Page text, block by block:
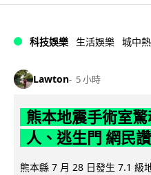
科技娛樂 生活娛樂 城中
Lawton 5 小時
熊本地震手術室
人、逃生門 網民
熊本縣 7 月 28 日發生 7.1 級